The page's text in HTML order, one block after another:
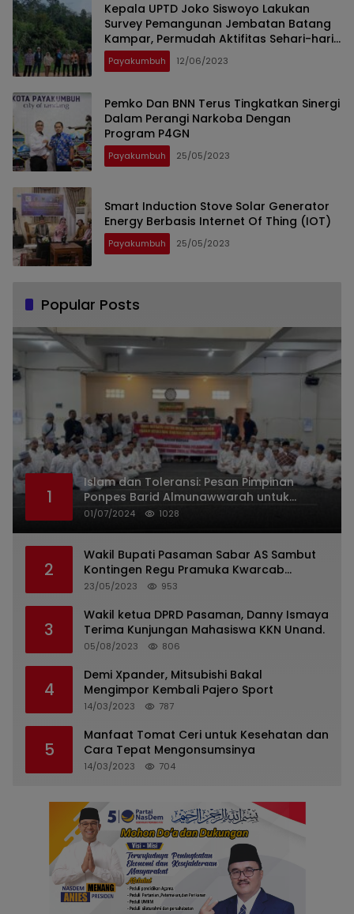
Kepala UPTD Joko Siswoyo Lakukan
Survey Pemangunan Jembatan Batang
Kampar, Permudah Aktifitas Sehari-hari
Masyarakat.
Payakumbuh 12/06/2023
Pemko Dan BNN Terus Tingkatkan Sinergi
Dalam Perangi Narkoba Dengan
Program P4GN
Payakumbuh 25/05/2023
Smart Induction Stove Solar Generator
Energy Berbasis Internet Of Thing (IOT)
Payakumbuh 25/05/2023
Popular Posts
1
Islam dan Toleransi: Pesan Pimpinan
Ponpes Barid Almunawwarah untuk
Indonesia
01/07/2024 1028
2
Wakil Bupati Pasaman Sabar AS Sambut
Kontingen Regu Pramuka Kwarcab
Pasaman
23/05/2023 953
3
Wakil ketua DPRD Pasaman, Danny Ismaya
Terima Kunjungan Mahasiswa KKN Unand.
05/08/2023 806
4
Demi Xpander, Mitsubishi Bakal
Mengimpor Kembali Pajero Sport
14/03/2023 787
5
Manfaat Tomat Ceri untuk Kesehatan dan
Cara Tepat Mengonsumsinya
14/03/2023 704